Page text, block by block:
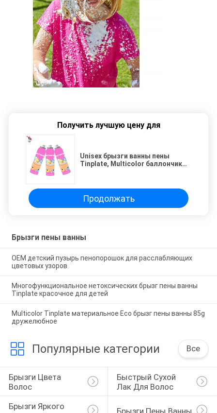
Получить лучшую цену для
Unisex брызги ванны пены
Tinplate, Multicolor баллончик
Продолжать
Брызги пены ванны
OEM детский пузырь пенопорошок для расслабляющих
цветовых узоров
Многофункциональное нетоксических брызг пены ванны
Tinplate красочное для детей
Multicolor Tinplate материальное Eco брызг пены ванны 85g
дружелюбное
Популярные категории Все
Брызги Цвета
Волос
Быстрый Сухой
Лак Для Волос
Брызги Яркого
Брызги Пены Ванны